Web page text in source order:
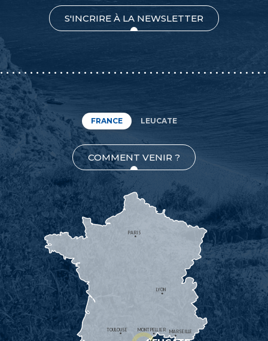
S'INCRIRE À LA NEWSLETTER
FRANCE LEUCATE
COMMENT VENIR ?
MONTPELLIER MARSEILLE
TOULOUSE
LYON
PARIS